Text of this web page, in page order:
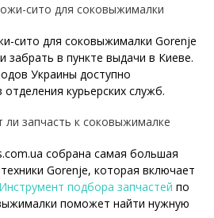
сито для соковыжималки
сито для соковыжималки Gorenje
в пункте выдачи в Киеве.
Украины доступно
курьерских служб.
запчасть к соковыжималке
собрана самая большая
Gorenje, которая включает
Инструмент подбора запчастей по
поможет найти нужную